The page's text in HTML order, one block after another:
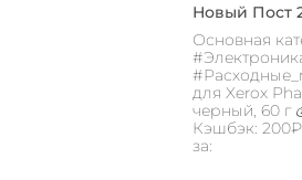
Новый Пост
Основная
для Xerox
черный, 60 г
Кэшбэк:
за: